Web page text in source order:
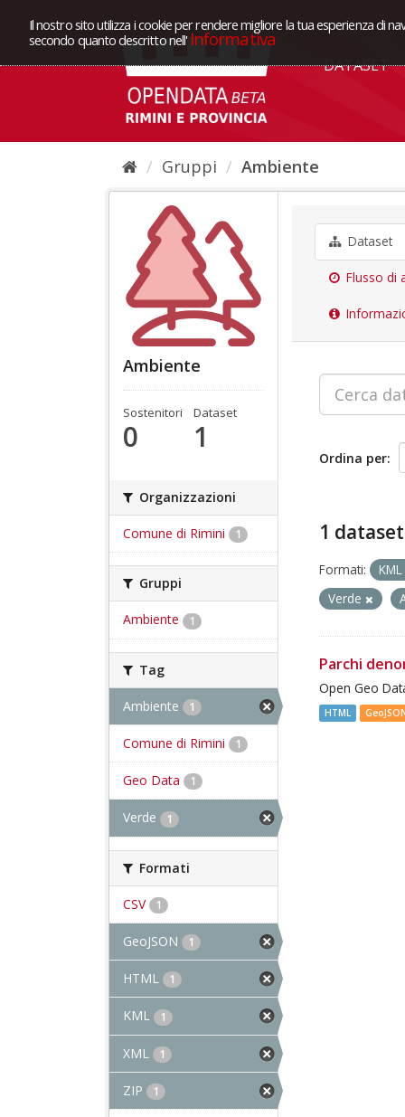
Il nostro sito utilizza i cookie per rendere migliore la tua esperienza di
secondo quanto descritto nell' Informativa
DATASET
Gruppi Ambiente
Ambiente
Sostenitori
0
Dataset
1
Organizzazioni
Comune di Rimini 1
Gruppi
Ambiente 1
Tag
Ambiente 1
Comune di Rimini 1
Geo Data 1
Verde 1
Formati
CSV 1
GeoJSON 1
HTML 1
KML 1
XML 1
ZIP 1
Dataset
Flusso di
Ordina per
1
Formati:
KML
Verde
Parchi
Open Geo
HTML